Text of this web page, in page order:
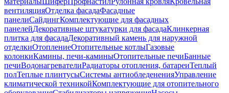
вентиляцияОтделка фасадаФасадные
панелиСайдингКомплектующие для фасадных
панелейДекоративные штукатурки для фасадаКлинкерная
плитка для фасадаДекоративный камень для наружной
отделкиОтоплениеОтопительные котлыГазовые
колонкиКамины, печи-каминыОтопительные печиБанные
печиВодонагревателиРадиаторы отопления, батареиТеплый
полТеплые плинтусыСистемы антиобледененияУправление
климатической техникойКомплектующие для отопительного